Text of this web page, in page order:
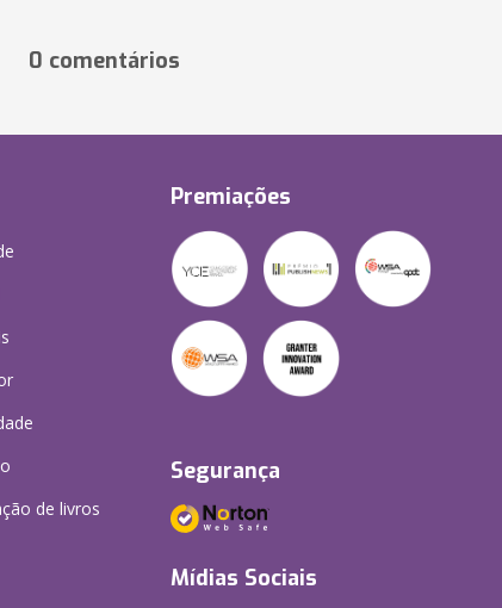
0 comentários
de livros
Premiações
Segurança
Mídias Sociais